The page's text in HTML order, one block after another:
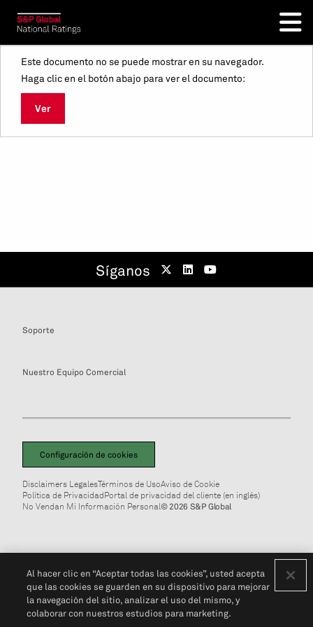
Este documento no se puede mostrar en su navegador.
Haga clic en el botón abajo para ver el documento:
Ver
Síganos
Soporte
Nuestro Equipo Comercial
Configuración de cookies
Disclaimers LegalesTérminos de UsoAviso de Cookie
Política de PrivacidadPortal de privacidad del cliente (en inglés)
No Vendan Mi Información Personal© 2026 S&P Global
Al hacer clic en “Aceptar todas las cookies”, usted acepta
que las cookies se guarden en su dispositivo para mejorar
la navegación del sitio, analizar el uso del mismo, y
colaborar con nuestros estudios para marketing.